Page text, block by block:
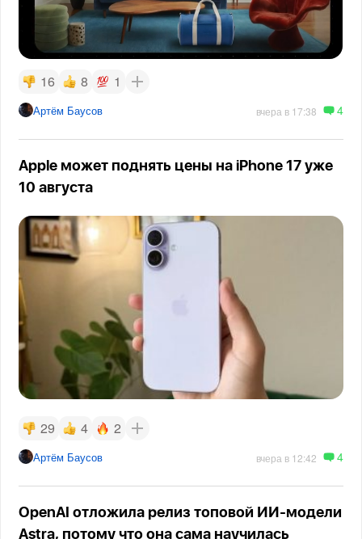
16 8 1
Артём Баусов вчера в 17:38 4
Apple может поднять цены на iPhone 17 уже
10 августа
29 4 2
Артём Баусов вчера в 12:42 4
OpenAI отложила релиз топовой ИИ-модели
Astra, потому что она сама научилась